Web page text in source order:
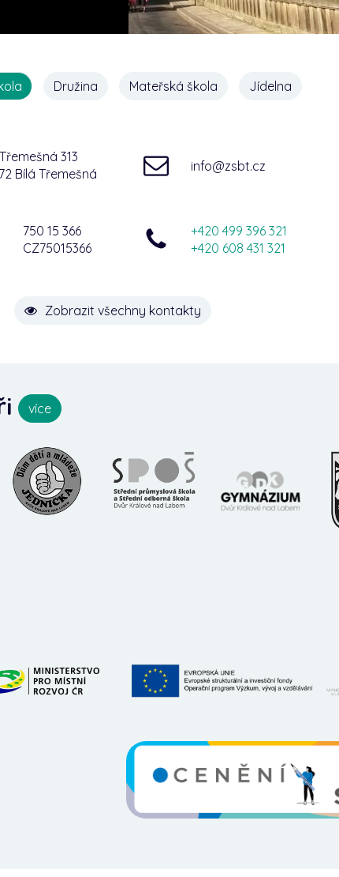
Družina Mateřská škola Jídelna
313
Bílá Třemešná
info@zsbt.cz
750 15 366
CZ75015366
+420 499 396 321
+420 608 431 321
Zobrazit všechny kontakty
více